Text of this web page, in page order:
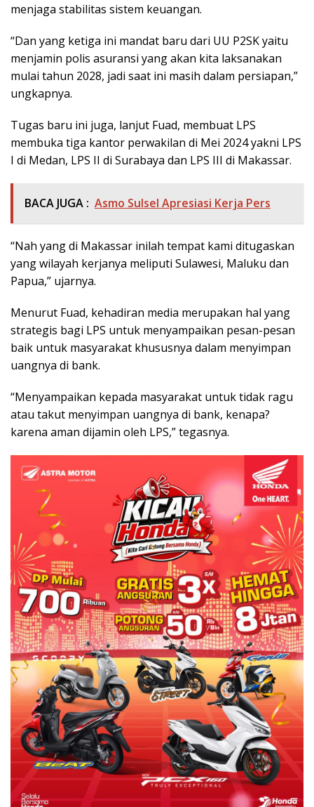
menjaga stabilitas sistem keuangan.
“Dan yang ketiga ini mandat baru dari UU P2SK yaitu
menjamin polis asuransi yang akan kita laksanakan
mulai tahun 2028, jadi saat ini masih dalam persiapan,”
ungkapnya.
Tugas baru ini juga, lanjut Fuad, membuat LPS
membuka tiga kantor perwakilan di Mei 2024 yakni LPS
I di Medan, LPS II di Surabaya dan LPS III di Makassar.
BACA JUGA : Asmo Sulsel Apresiasi Kerja Pers
“Nah yang di Makassar inilah tempat kami ditugaskan
yang wilayah kerjanya meliputi Sulawesi, Maluku dan
Papua,” ujarnya.
Menurut Fuad, kehadiran media merupakan hal yang
strategis bagi LPS untuk menyampaikan pesan-pesan
baik untuk masyarakat khususnya dalam menyimpan
uangnya di bank.
“Menyampaikan kepada masyarakat untuk tidak ragu
atau takut menyimpan uangnya di bank, kenapa?
karena aman dijamin oleh LPS,” tegasnya.